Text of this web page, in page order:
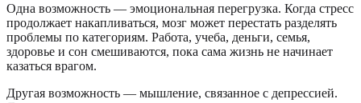
Одна возможность — эмоциональная перегрузка. Когда стресс
продолжает накапливаться, мозг может перестать разделять
проблемы по категориям. Работа, учеба, деньги, семья,
здоровье и сон смешиваются, пока сама жизнь не начинает
казаться врагом.
Другая возможность — мышление, связанное с депрессией.